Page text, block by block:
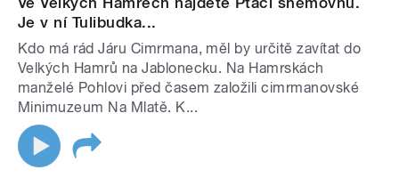
Je v ní Tulibudka...
Kdo má rád Járu Cimrmana, měl by určitě zavítat do
Velkých Hamrů na Jablonecku. Na Hamrskách
manželé Pohlovi před časem založili cimrmanovské
Minimuzeum Na Mlatě. K...